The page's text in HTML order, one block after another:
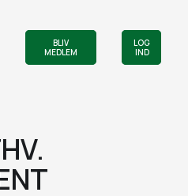
BLIV
MEDLEM
LOG
IND